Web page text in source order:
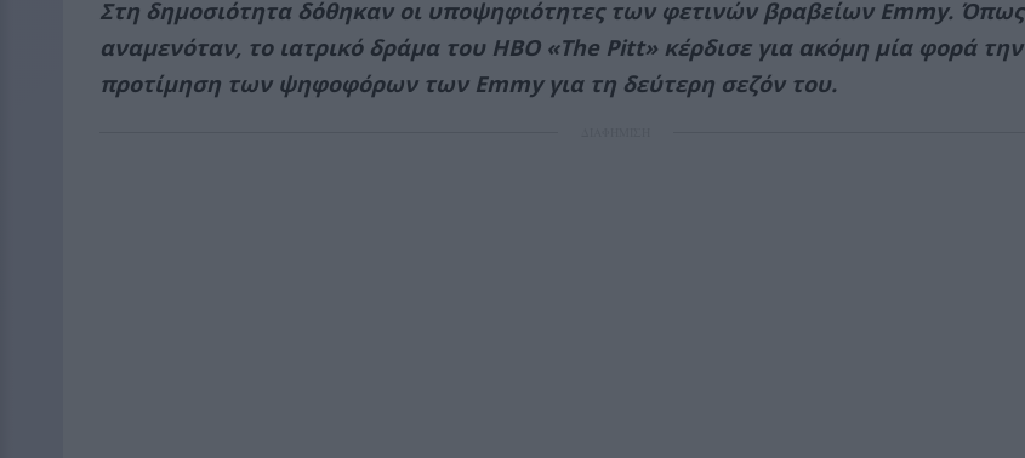
Στη δημοσιότητα δόθηκαν οι υποψηφιότητες των φετινών βραβείων Emmy. Όπως
αναμενόταν, το ιατρικό δράμα του HBO «The Pitt» κέρδισε για ακόμη μία φορά την
προτίμηση των ψηφοφόρων των Emmy για τη δεύτερη σεζόν του.